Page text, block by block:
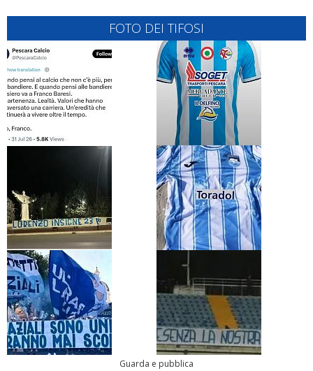
FOTO DEI TIFOSI
Guarda e pubblica